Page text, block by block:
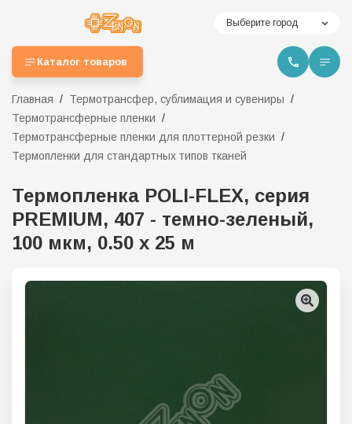
Выберите город
Каталог товаров
Главная
Термотрансфер, сублимация и сувениры
Термотрансферные пленки
Термотрансферные пленки для плоттерной резки
Термопленки для стандартных типов тканей
Термопленка POLI-FLEX, серия
PREMIUM, 407 - темно-зеленый,
100 мкм, 0.50 х 25 м